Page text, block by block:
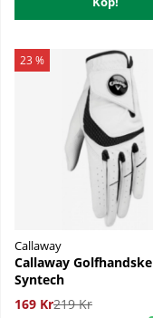
23 %
Callaway
Callaway Golfhandske
Syntech
169 Kr219 Kr